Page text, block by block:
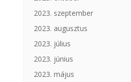
2023. szeptember
2023. augusztus
2023. július
2023. június
2023. május